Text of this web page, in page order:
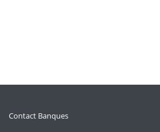
Contact Banques